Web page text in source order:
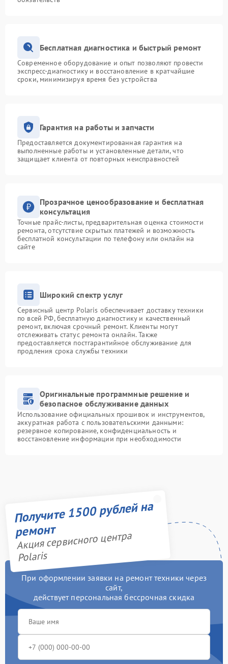
Бесплатная диагностика и быстрый ремонт
Современное оборудование и опыт позволяют провести
экспресс-диагностику и восстановление в кратчайшие
сроки, минимизируя время без устройства
Гарантия на работы и запчасти
Предоставляется документированная гарантия на
выполненные работы и установленные детали, что
защищает клиента от повторных неисправностей
Прозрачное ценообразование и бесплатная
консультация
Точные прайс-листы, предварительная оценка стоимости
ремонта, отсутствие скрытых платежей и возможность
бесплатной консультации по телефону или онлайн на
сайте
Широкий спектр услуг
Сервисный центр Polaris обеспечивает доставку техники
по всей РФ, бесплатную диагностику и качественный
ремонт, включая срочный ремонт. Клиенты могут
отслеживать статус ремонта онлайн. Также
предоставляется постгарантийное обслуживание для
продления срока службы техники
Оригинальные программные решение и
безопасное обслуживание данных
Использование официальных прошивок и инструментов,
аккуратная работа с пользовательскими данными:
резервное копирование, конфиденциальность и
восстановление информации при необходимости
Получите 1500 рублей на
ремонт
Акция сервисного центра
Polaris
При оформлении заявки на ремонт техники через
сайт,
действует персональная бессрочная скидка